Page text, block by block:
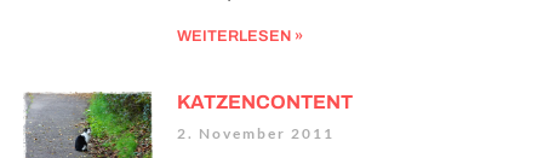
WEITERLESEN »
KATZENCONTENT
2. November 2011